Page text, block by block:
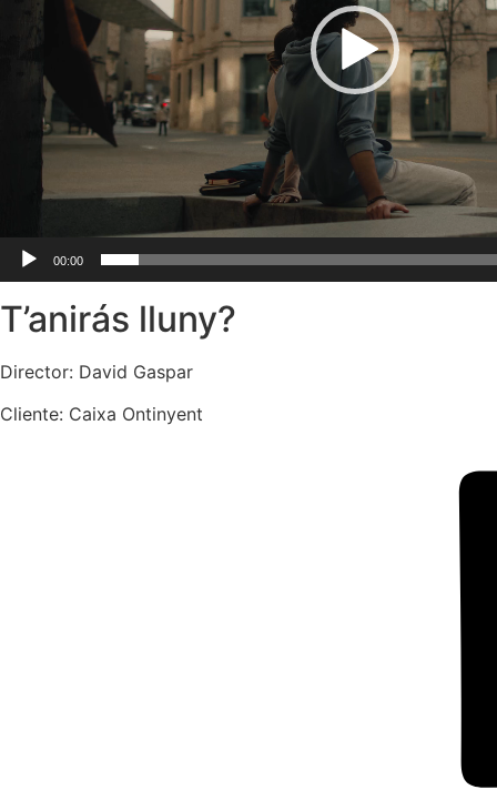
00:00
T’anirás lluny?
Director: David Gaspar
Cliente: Caixa Ontinyent